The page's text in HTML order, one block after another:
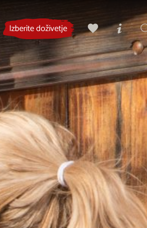
Izberite doživetje